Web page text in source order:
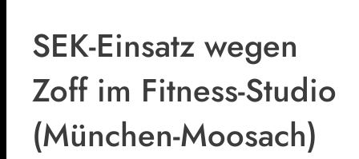
SEK-Einsatz wegen
Zoff im Fitness-Studio
(München-Moosach)